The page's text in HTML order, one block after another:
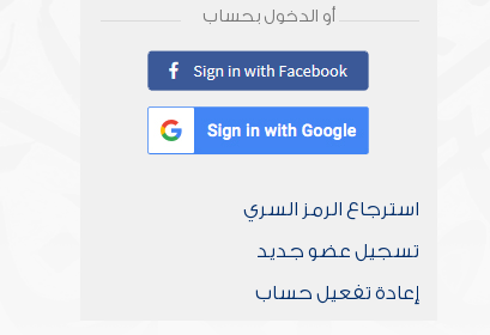
أو الدخول بحساب
استرجاع الرمز السري
تسجيل عضو جديد
إعادة تفعيل حساب